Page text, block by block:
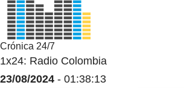
Crónica 24/7
1x24: Radio Colombia
23/08/2024 - 01:38:13